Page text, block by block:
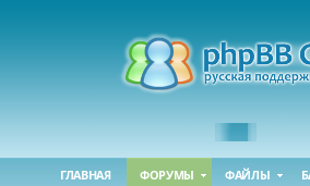
ГЛАВНАЯ ФОРУМЫ ФАЙЛЫ